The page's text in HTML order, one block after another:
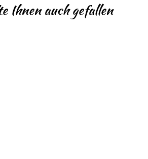
Ihnen auch gefallen